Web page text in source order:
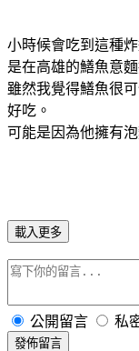
小時候會吃到這種炸
是在高雄的鱔魚意麵
雖然我覺得鱔魚很
好吃。
可能是因為他擁有
載入更多
公開留言 私
發佈留言